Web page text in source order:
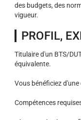
des budgets, des
vigueur.
PROFIL,
Titulaire d'un BTS/
équivalente.
Vous bénéficiez
Compétences